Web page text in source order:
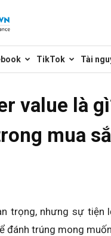
sẻ
TikTok Tài
value là
mua
trọng, nhưng sự tiện
đánh trúng mong